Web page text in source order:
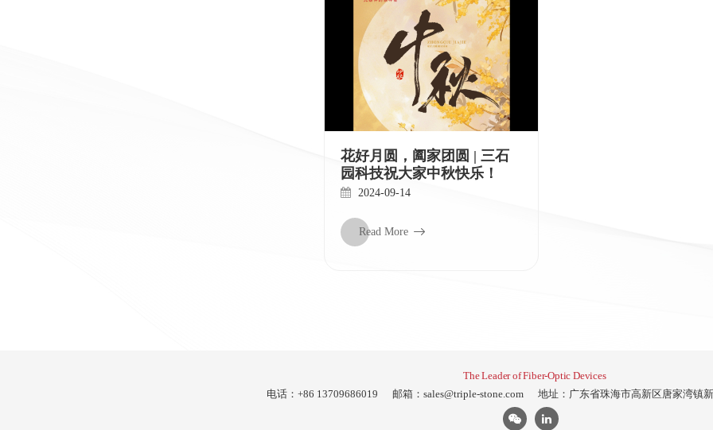
花好月圆，阖家团圆 | 三石
园科技祝大家中秋快乐！
2024-09-14
Read More
The Leader of Fiber-Optic Devices
电话：+86 13709686019
邮箱： sales@triple-stone.com 地址：广东省珠海市高新区唐家湾镇